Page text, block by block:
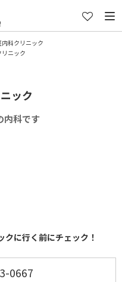
科クリニック
ニック
ック
内科です
に行く前にチェック！
0667